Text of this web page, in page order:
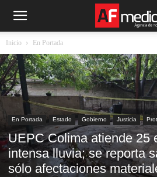
Inicio En Portada
En Portada Estado Gobierno Justicia
UEPC Colima atiende 25
intensa lluvia; se reporta
sólo afectaciones